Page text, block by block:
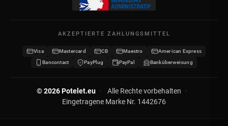
Meine Gutscheine
Wiederverkäufer werden
AKZEPTIERTE ZAHLUNGSMITTEL
Visa Mastercard CB Maestro
American Express
Bancontact
PayPlug PayPal Banküberweisung
© 2026 Potelet.eu · Alle Rechte vorbehalten
·
Eingetragene Marke Nr. 1442676